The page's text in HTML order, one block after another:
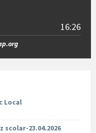
16:26
Local
23.04.2026